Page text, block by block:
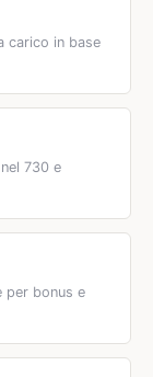
(principio
carico in base
730 e
per bonus e